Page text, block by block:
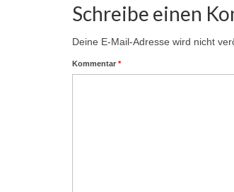
Schreibe einen
Deine E-Mail-Adresse wird nicht
Kommentar *